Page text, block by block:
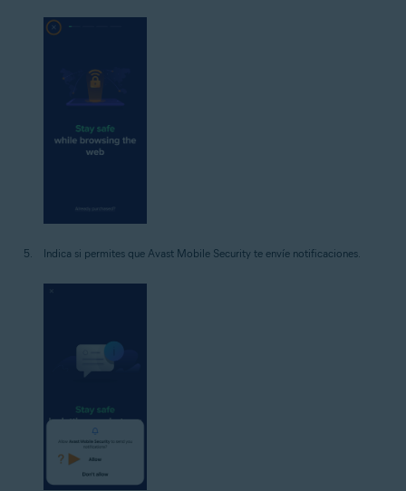
Indica si permites que Avast Mobile Security te envíe notificaciones.